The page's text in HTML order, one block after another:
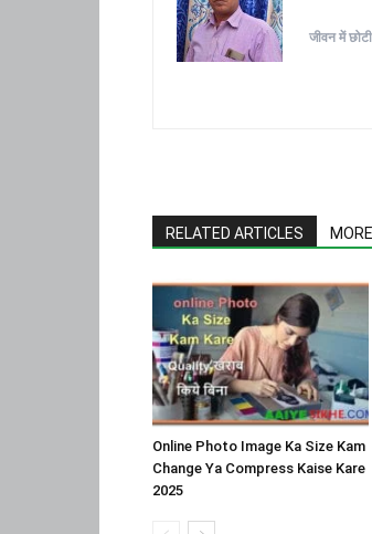
जीवन में
RELATED ARTICLES
Online Photo Image Ka Size Kam
Change Ya Compress Kaise Kare
2025